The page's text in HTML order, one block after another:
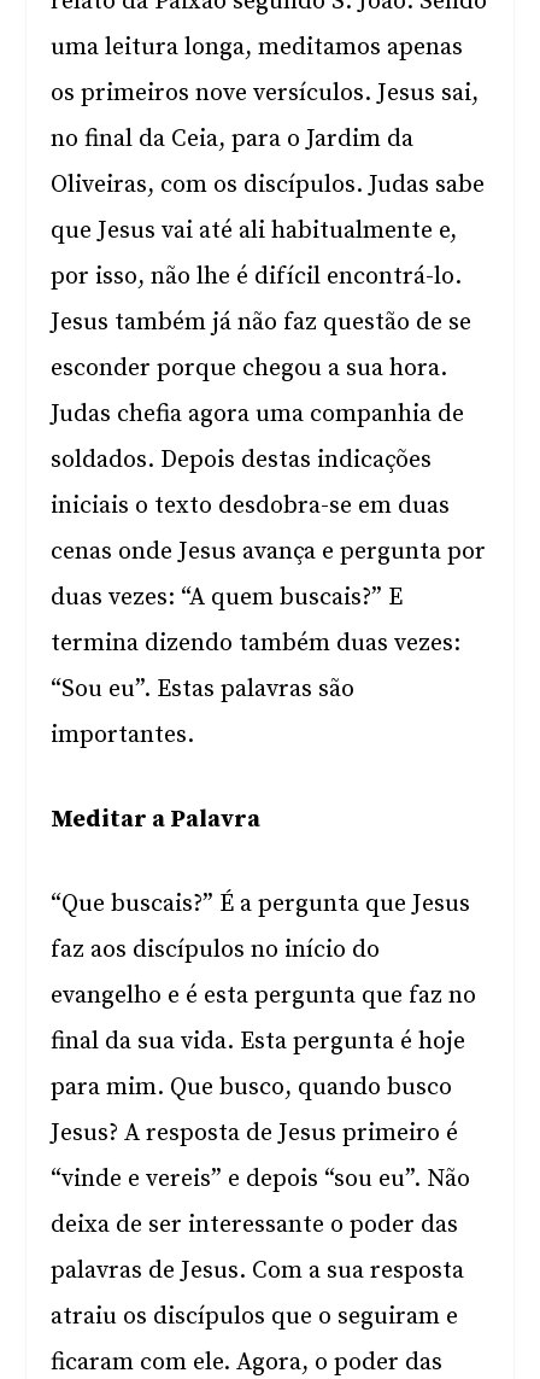
uma leitura longa, meditamos apenas
os primeiros nove versículos. Jesus sai,
no final da Ceia, para o Jardim da
Oliveiras, com os discípulos. Judas sabe
que Jesus vai até ali habitualmente e,
por isso, não lhe é difícil encontrá-lo.
Jesus também já não faz questão de se
esconder porque chegou a sua hora.
Judas chefia agora uma companhia de
soldados. Depois destas indicações
iniciais o texto desdobra-se em duas
cenas onde Jesus avança e pergunta por
duas vezes: “A quem buscais?” E
termina dizendo também duas vezes:
“Sou eu”. Estas palavras são
importantes.
Meditar a Palavra
“Que buscais?” É a pergunta que Jesus
faz aos discípulos no início do
evangelho e é esta pergunta que faz no
final da sua vida. Esta pergunta é hoje
para mim. Que busco, quando busco
Jesus? A resposta de Jesus primeiro é
“vinde e vereis” e depois “sou eu”. Não
deixa de ser interessante o poder das
palavras de Jesus. Com a sua resposta
atraiu os discípulos que o seguiram e
ficaram com ele. Agora, o poder das